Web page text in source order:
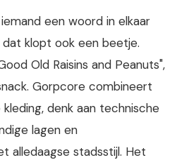
een woord in elkaar
klopt ook een beetje.
Old Raisins and Peanuts",
Gorpcore combineert
denk aan technische
lagen en
alledaagse stadsstijl. Het